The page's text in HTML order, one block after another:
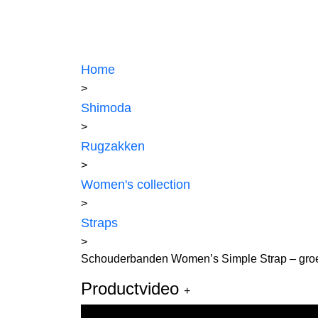
Home
>
Shimoda
>
Rugzakken
>
Women's collection
>
Straps
>
Schouderbanden Women’s Simple Strap –
Productvideo +